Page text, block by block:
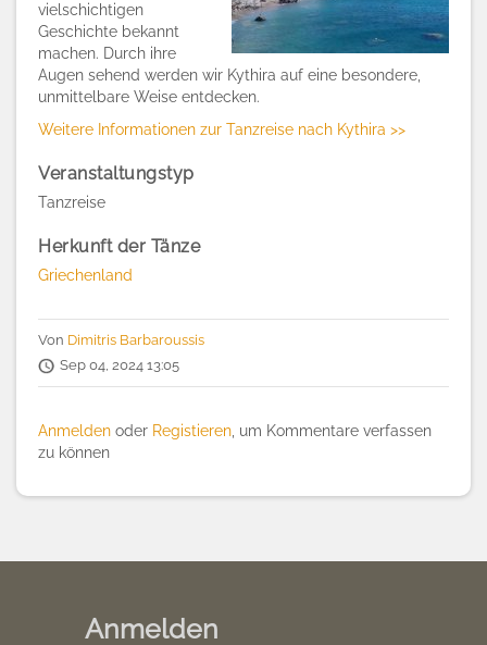
vielschichtigen
Geschichte bekannt
machen. Durch ihre
Augen sehend werden wir Kythira auf eine besondere,
unmittelbare Weise entdecken.
Weitere Informationen zur Tanzreise nach Kythira >>
Veranstaltungstyp
Tanzreise
Herkunft der Tänze
Griechenland
Von Dimitris Barbaroussis
Sep 04, 2024 13:05
Anmelden oder Registieren , um Kommentare verfassen
zu können
Anmelden